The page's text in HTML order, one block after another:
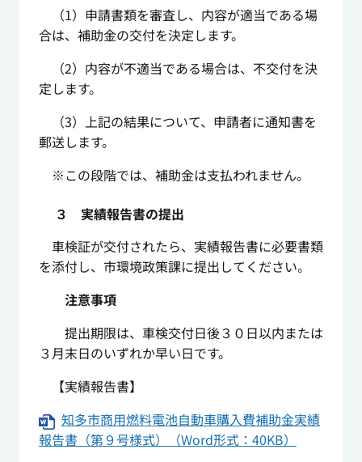
（1）申請書類を審査し、内容が適当である場
合は、補助金の交付を決定します。
（2）内容が不適当である場合は、不交付を決
定します。
（3）上記の結果について、申請者に通知書を
郵送します。
※この段階では、補助金は支払われません。
３ 実績報告書の提出
車検証が交付されたら、実績報告書に必要書類
を添付し、市環境政策課に提出してください。
注意事項
提出期限は、車検交付日後３０日以内または
３月末日のいずれか早い日です。
【実績報告書】
知多市商用燃料電池自動車購入費補助金実績
報告書（第９号様式）（Word形式：40KB）